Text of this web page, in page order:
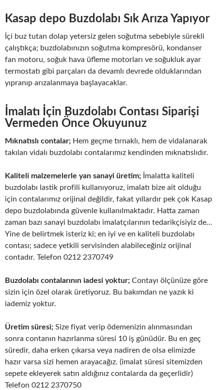
Kasap depo Buzdolabı Sık Arıza Yapıyor
İçi buz tutan dolap yetersiz gelen soğutma sebebiyle sürekli
çalıştıkça; buzdolabınızın soğutma kompresörü, kondanser
fan motoru, soğuk hava üfleme motorları ve soğukluk ayar
termostatı gibi parçaları da devamlı devrede olduklarından
yıpranıp arızalanmaya başlayacaklar.
İmalatı İçin Buzdolabı Contası Siparişi
Vermeden Önce Okuyunuz
Mıknatıslı contalar; Hem geçme tırnaklı, hem de vidalanarak
takılan vidalı buzdolabı contalarımız kendinden mıknatıslıdır.
Kaliteli malzemelerle yan sanayi üretim; İmalatta kaliteli
buzdolabı lastik profili kullanıyoruz, imalatı bize ait olduğu
için contalarımız orijinal değildir, fakat yıllardır pek çok Kasap
depo buzdolabında güvenle kullanılmaktadır. Hatta zaman
zaman bazı sanayi buzdolabı imalatçılarının tedarikçisiyiz de…
Yine de belirtmek isteriz ki; en iyi ve en kaliteli buzdolabı
contası; sadece yetkili servisinden alabileceğiniz orijinal
contadır. Telefon 0212 2370749
Buzdolabı contalarının iadesi yoktur; Contayı ölçünüze göre
sizin için özel olarak üretiyoruz. Bu bakımdan ne yazık ki
iademiz yoktur.
Üretim süresi; Size fiyat verip ödemenizin alınmasından
sonra contanın hazırlanma süresi 10 iş günüdür. Bu en geç
süredir, daha erken çıkarsa veya nadiren de olsa elimizde
hazır varsa sizi hemen arayacağız. (imalat süresi sitemizden
sepete ekleyerek satın aldığınız contalarda da geçerlidir)
Telefon 0212 2370750